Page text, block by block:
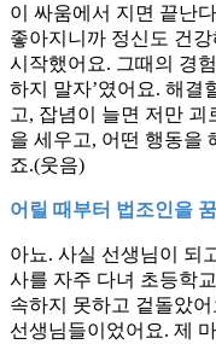
이 싸움에서 지면 끝난
좋아지니까 정신도 건
시작했어요. 그때의 경
하지 말자’였어요. 해결
고, 잡념이 늘면 저만
을 세우고, 어떤 행동을
죠.(웃음)
어릴 때부터 법조인을
아뇨. 사실 선생님이 되
사를 자주 다녀 초등학
속하지 못하고 겉돌았
선생님들이었어요. 제